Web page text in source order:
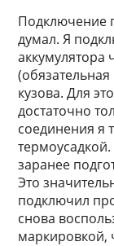
Подключение
думал. Я
аккумулятора
кузова. Для
достаточно
соединения я
заранее
Это
подключил
снова
маркировкой,